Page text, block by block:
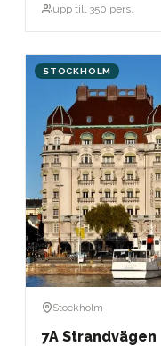
upp till 350 pers.
STOCKHOLM
Stockholm
7A Strandvägen